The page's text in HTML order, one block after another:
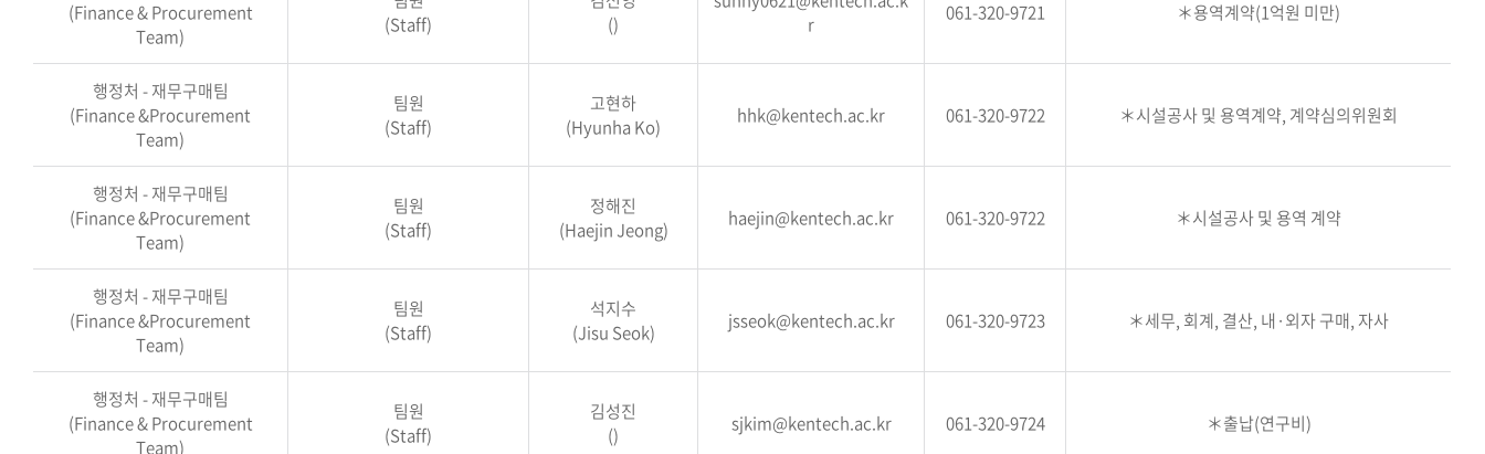
(Finance & Procurement
Team)
(Staff)
()
r
061-320-9721 ＊용역계약(1억원 미만)
행정처 - 재무구매팀
(Finance &Procurement
Team)
팀원
(Staff)
고현하
(Hyunha Ko)
hhk@kentech.ac.kr 061-320-9722 ＊시설공사 및 용역계약, 계약심의위원회
행정처 - 재무구매팀
(Finance &Procurement
Team)
팀원
(Staff)
정해진
(Haejin Jeong)
haejin@kentech.ac.kr 061-320-9722 ＊시설공사 및 용역 계약
행정처 - 재무구매팀
(Finance &Procurement
Team)
팀원
(Staff)
석지수
(Jisu Seok)
jsseok@kentech.ac.kr 061-320-9723 ＊세무, 회계, 결산, 내·외자 구매, 자사
행정처 - 재무구매팀
(Finance & Procurement
Team)
팀원
(Staff)
김성진
()
sjkim@kentech.ac.kr 061-320-9724 ＊출납(연구비)